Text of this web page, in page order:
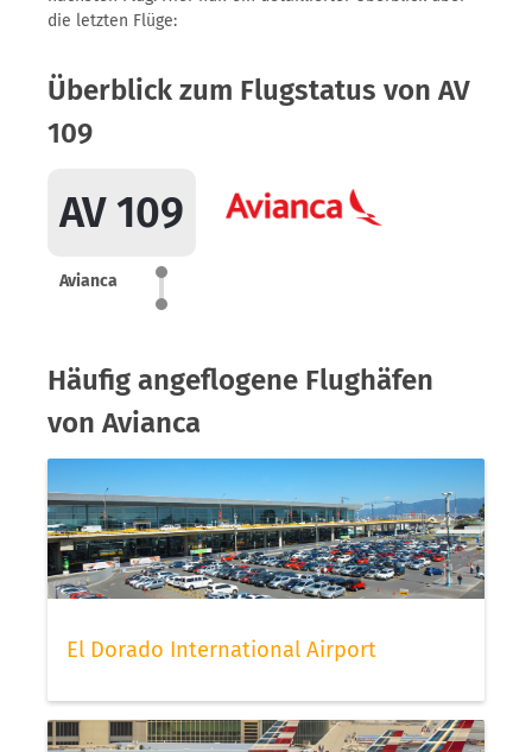
die letzten Flüge:
Überblick zum Flugstatus von AV
109
AV 109
Avianca
Häufig angeflogene Flughäfen
von Avianca
El Dorado International Airport